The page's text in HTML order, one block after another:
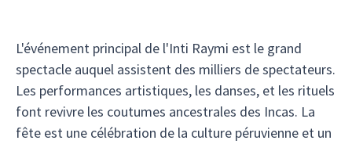
L'événement principal de l'Inti Raymi est le grand
spectacle auquel assistent des milliers de spectateurs.
Les performances artistiques, les danses, et les rituels
font revivre les coutumes ancestrales des Incas. La
fête est une célébration de la culture péruvienne et un